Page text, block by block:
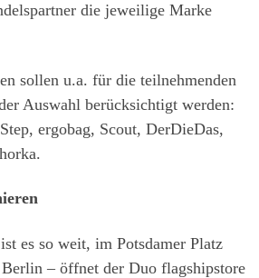
die jeweilige Marke
sollen u.a. für die teilnehmenden
Auswahl berücksichtigt werden:
ergobag, Scout, DerDieDas,
es so weit, im Potsdamer Platz
– öffnet der Duo flagshipstore